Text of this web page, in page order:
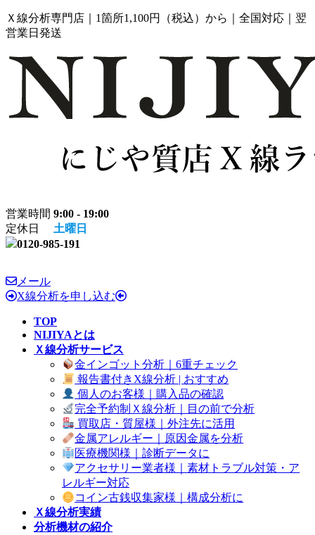
コ
ン
ン
キ
ナ
ビ
ー
に
Ｘ線分析専門店｜1箇所1,100円（税込）から｜全国対応｜翌
営業日発送
営業時間 9:00 - 19:00
定休日 土曜日
0120-985-191
メール
X線分析を申し込む
TOP
NIJIYAとは
Ｘ線分析サービス
金インゴット分析｜6重チェック
報告書付きX線分析 | おすすめ
個人のお客様｜購入品の確認
完全予約制Ｘ線分析｜目の前で分析
買取店・質屋様｜外注先に活用
金属アレルギー｜原因金属を分析
医療機関様｜診断データに
アクセサリー業者様｜素材トラブル対策・ア
レルギー対応
コイン古銭収集家様｜構成分析に
Ｘ線分析実績
分析機材の紹介